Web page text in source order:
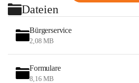
Dateien
Bürgerservice
2,08 MB
Formulare
8,16 MB